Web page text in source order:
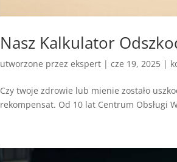
Nasz Kalkulator
utworzone przezekspert |cze 19, 2025 |
Czy twoje zdrowie lub mienie zostało
rekompensat. Od 10 lat Centrum Obsługi